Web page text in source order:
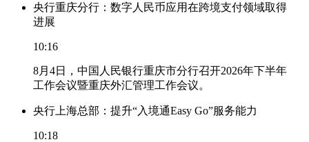
央行重庆分行：数字人民币应用在跨境支付领域取得
进展
10:16
8月4日，中国人民银行重庆市分行召开2026年下半年
工作会议暨重庆外汇管理工作会议。
央行上海总部：提升“入境通Easy Go”服务能力
10:18